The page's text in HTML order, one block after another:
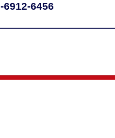
6912-6456